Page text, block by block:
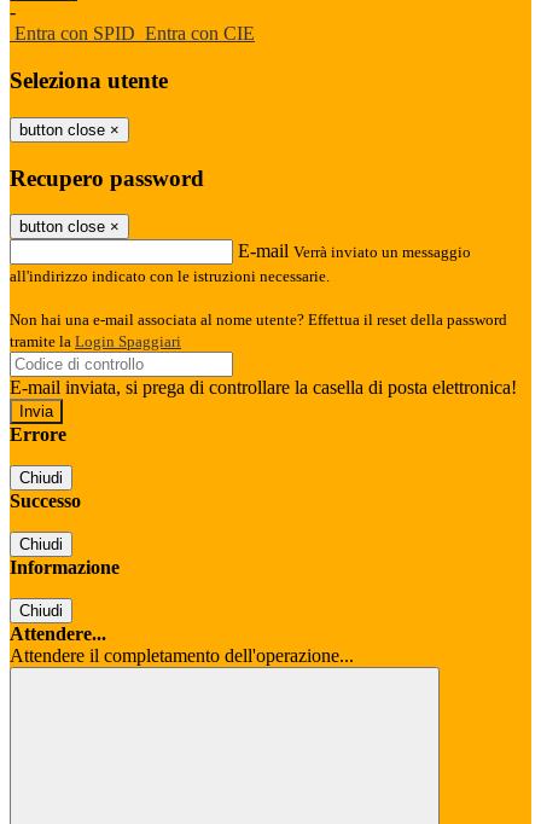
-
Entra con SPID Entra con CIE
Seleziona utente
button close ×
Recupero password
button close ×
E-mail Verrà inviato un messaggio
all'indirizzo indicato con le istruzioni necessarie.
Non hai una e-mail associata al nome utente? Effettua il reset della password
tramite la Login Spaggiari
E-mail inviata, si prega di controllare la casella di posta elettronica!
Errore
Chiudi
Successo
Chiudi
Informazione
Chiudi
Attendere...
Attendere il completamento dell'operazione...